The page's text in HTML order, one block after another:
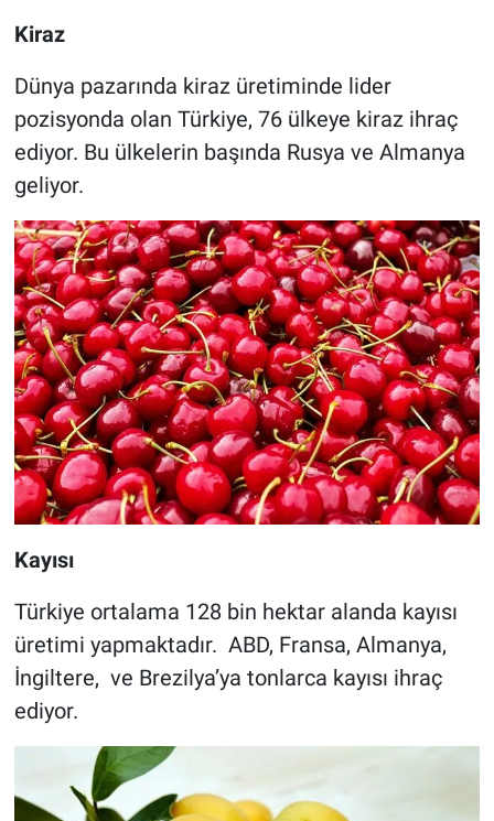
Kiraz
Dünya pazarında kiraz üretiminde lider
pozisyonda olan Türkiye, 76 ülkeye kiraz ihraç
ediyor. Bu ülkelerin başında Rusya ve Almanya
geliyor.
Kayısı
Türkiye ortalama 128 bin hektar alanda kayısı
üretimi yapmaktadır. ABD, Fransa, Almanya,
İngiltere, ve Brezilya’ya tonlarca kayısı ihraç
ediyor.